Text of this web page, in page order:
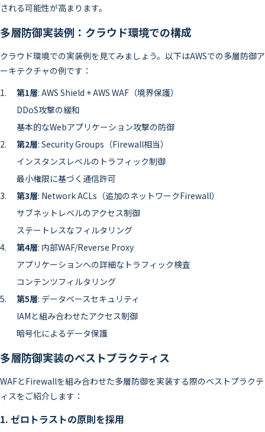
される可能性が高まります。
多層防御実装例：クラウド環境での構成
クラウド環境での実装例を見てみましょう。以下はAWSでの多層防御ア
ーキテクチャの例です：
第1層: AWS Shield + AWS WAF（境界保護）
DDoS攻撃の緩和
基本的なWebアプリケーション攻撃の防御
第2層: Security Groups（Firewall相当）
インスタンスレベルのトラフィック制御
最小権限に基づく通信許可
第3層: Network ACLs（追加のネットワークFirewall）
サブネットレベルのアクセス制御
ステートレスなフィルタリング
第4層: 内部WAF/Reverse Proxy
アプリケーションへの詳細なトラフィック検査
コンテンツフィルタリング
第5層: データベースセキュリティ
IAMと組み合わせたアクセス制御
暗号化によるデータ保護
多層防御実装のベストプラクティス
WAFとFirewallを組み合わせた多層防御を実装する際のベストプラクテ
ィスをご紹介します：
1. ゼロトラストの原則を採用